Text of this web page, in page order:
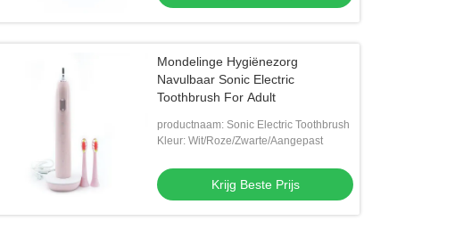
Niet-irriterende tandpasta met pompfles
Krijg Beste Prijs
Nieuwe tandverzorgingsmiddelen
irriterende tandpasta's 130 g
Krijg Beste Prijs
Mondelinge Hygiënezorg
Navulbaar Sonic Electric
Toothbrush For Adult
productnaam: Sonic Electric Toothbrush
Kleur: Wit/Roze/Zwarte/Aangepast
Krijg Beste Prijs